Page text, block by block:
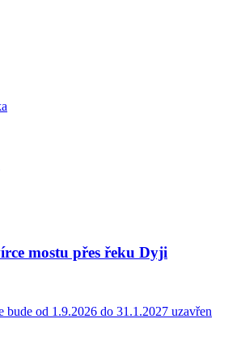
mostu přes řeku Dyji
bude od 1.9.2026 do 31.1.2027 uzavřen